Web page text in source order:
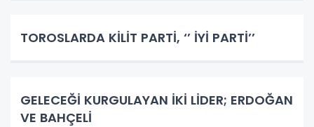
TOROSLARDA KİLİT PARTİ, ‘’ İYİ PARTİ’’
GELECEĞİ KURGULAYAN İKİ LİDER; ERDOĞAN
VE BAHÇELİ